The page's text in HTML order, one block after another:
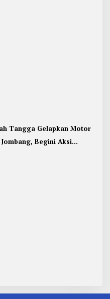
Tangga Gelapkan Motor
Begini Aksi